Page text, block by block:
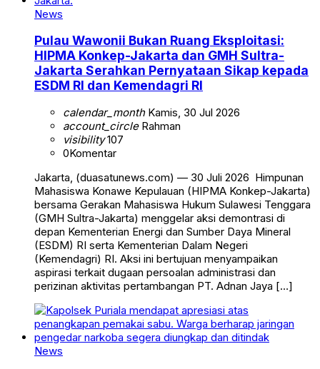
News
Pulau Wawonii Bukan Ruang Eksploitasi:
HIPMA Konkep-Jakarta dan GMH Sultra-
Jakarta Serahkan Pernyataan Sikap kepada
ESDM RI dan Kemendagri RI
calendar_monthKamis, 30 Jul 2026
account_circleRahman
visibility107
0Komentar
Jakarta, (duasatunews.com) — 30 Juli 2026 Himpunan
Mahasiswa Konawe Kepulauan (HIPMA Konkep-Jakarta)
bersama Gerakan Mahasiswa Hukum Sulawesi Tenggara
(GMH Sultra-Jakarta) menggelar aksi demontrasi di
depan Kementerian Energi dan Sumber Daya Mineral
(ESDM) RI serta Kementerian Dalam Negeri
(Kemendagri) RI. Aksi ini bertujuan menyampaikan
aspirasi terkait dugaan persoalan administrasi dan
perizinan aktivitas pertambangan PT. Adnan Jaya […]
News